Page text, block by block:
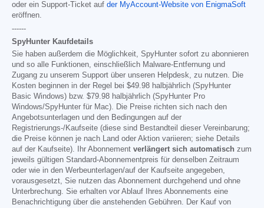
oder ein Support-Ticket auf der MyAccount-Website von EnigmaSoft
eröffnen.
------
SpyHunter Kaufdetails
Sie haben außerdem die Möglichkeit, SpyHunter sofort zu abonnieren
und so alle Funktionen, einschließlich Malware-Entfernung und
Zugang zu unserem Support über unseren Helpdesk, zu nutzen. Die
Kosten beginnen in der Regel bei $49.98 halbjährlich (SpyHunter
Basic Windows) bzw. $79.98 halbjährlich (SpyHunter Pro
Windows/SpyHunter für Mac). Die Preise richten sich nach den
Angebotsunterlagen und den Bedingungen auf der
Registrierungs-/Kaufseite (diese sind Bestandteil dieser Vereinbarung;
die Preise können je nach Land oder Aktion variieren; siehe Details
auf der Kaufseite). Ihr Abonnement verlängert sich automatisch zum
jeweils gültigen Standard-Abonnementpreis für denselben Zeitraum
oder wie in den Werbeunterlagen/auf der Kaufseite angegeben,
vorausgesetzt, Sie nutzen das Abonnement durchgehend und ohne
Unterbrechung. Sie erhalten vor Ablauf Ihres Abonnements eine
Benachrichtigung über die anstehenden Gebühren. Der Kauf von